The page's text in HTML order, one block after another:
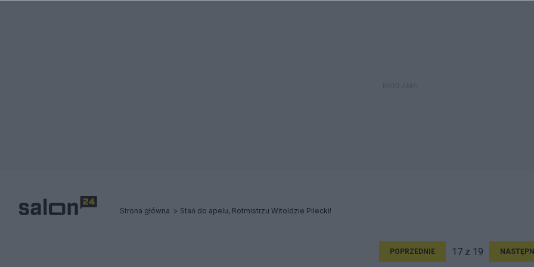
Strona główna Stań do apelu, Rotmistrzu Witoldzie Pilecki!
POPRZEDNIE 17 z 19